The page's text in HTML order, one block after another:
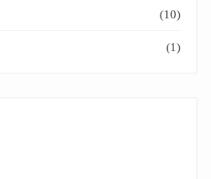
(10)
(1)